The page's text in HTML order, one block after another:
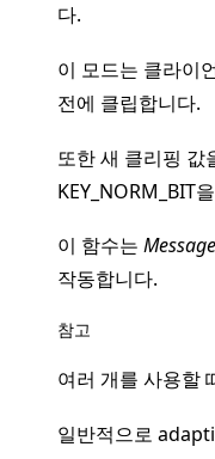
navigation of 빠른 시작
navigation of Build
다.
이 모드는 클라이
전에 클립합니다.
또한 새 클리핑 값
KEY_NORM_BIT
이 함수는
작동합니다.
참고
여러 개를 사용할
일반적으로